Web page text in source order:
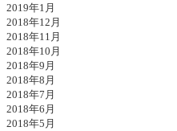
2019年1月
2018年12月
2018年11月
2018年10月
2018年9月
2018年8月
2018年7月
2018年6月
2018年5月